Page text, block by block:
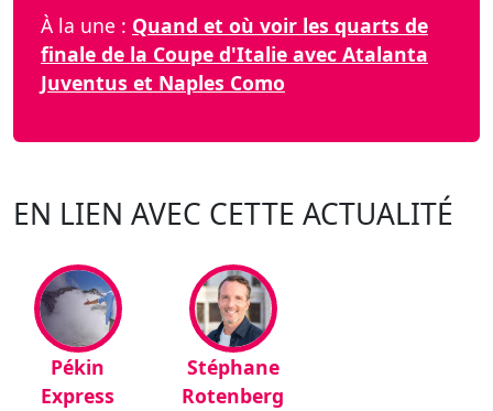
À la une : Quand et où voir les quarts de
finale de la Coupe d'Italie avec Atalanta
Juventus et Naples Como
EN LIEN AVEC CETTE ACTUALITÉ
Pékin
Express
Stéphane
Rotenberg